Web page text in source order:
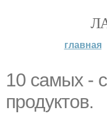
главная
10 самых -
продуктов.